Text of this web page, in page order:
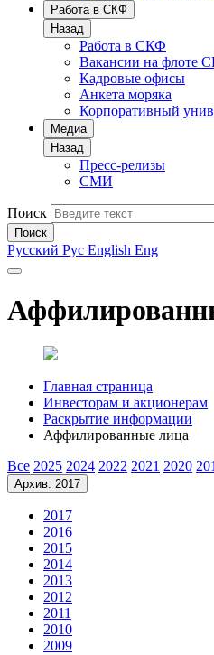
Работа в СКФ
Назад
Работа в СКФ
Вакансии на флоте
Кадровые офисы
Анкета моряка
Корпоративный
Медиа
Назад
Пресс-релизы
СМИ
Поиск
Поиск
Русский Рус English Eng
Главная страница
Инвесторам и акционерам
Раскрытие информации
Аффилированные лица
Все 2025 2024 2022 2021 2020
Архив: 2017
2017
2016
2015
2014
2013
2012
2011
2010
2009